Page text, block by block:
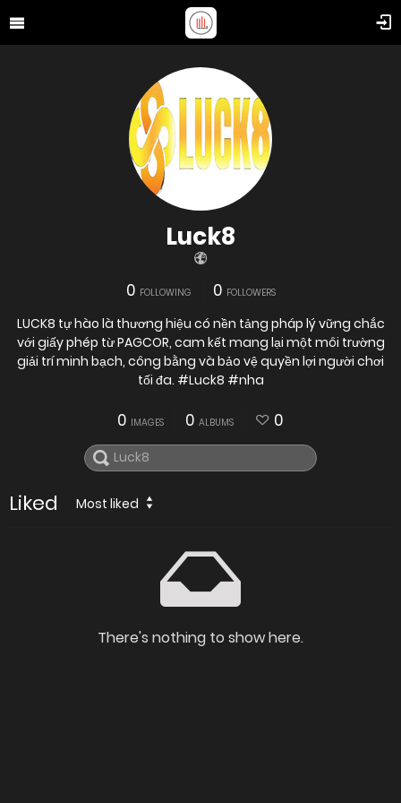
Luck8
0 FOLLOWING 0 FOLLOWERS
LUCK8 tự hào là thương hiệu có nền tảng pháp lý vững chắc
với giấy phép từ PAGCOR, cam kết mang lại một môi trường
giải trí minh bạch, công bằng và bảo vệ quyền lợi người chơi
tối đa. #Luck8 #nha
0 IMAGES 0 ALBUMS 0
Liked Most liked
There's nothing to show here.